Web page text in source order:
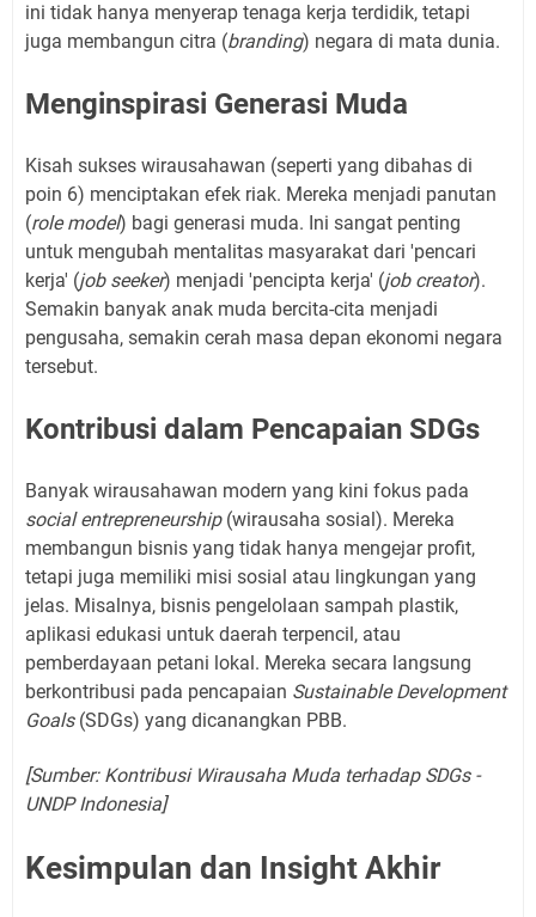
ini tidak hanya menyerap tenaga kerja terdidik, tetapi
juga membangun citra (branding) negara di mata dunia.
Menginspirasi Generasi Muda
Kisah sukses wirausahawan (seperti yang dibahas di
poin 6) menciptakan efek riak. Mereka menjadi panutan
(role model) bagi generasi muda. Ini sangat penting
untuk mengubah mentalitas masyarakat dari 'pencari
kerja' (job seeker) menjadi 'pencipta kerja' (job creator).
Semakin banyak anak muda bercita-cita menjadi
pengusaha, semakin cerah masa depan ekonomi negara
tersebut.
Kontribusi dalam Pencapaian SDGs
Banyak wirausahawan modern yang kini fokus pada
social entrepreneurship(wirausaha sosial). Mereka
membangun bisnis yang tidak hanya mengejar profit,
tetapi juga memiliki misi sosial atau lingkungan yang
jelas. Misalnya, bisnis pengelolaan sampah plastik,
aplikasi edukasi untuk daerah terpencil, atau
pemberdayaan petani lokal. Mereka secara langsung
berkontribusi pada pencapaian Sustainable Development
Goals(SDGs) yang dicanangkan PBB.
[Sumber: Kontribusi Wirausaha Muda terhadap SDGs -
UNDP Indonesia]
Kesimpulan dan Insight Akhir